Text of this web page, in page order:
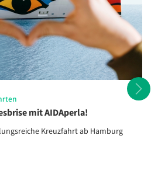
mit AIDAperla!
Kreuzfahrt ab Hamburg